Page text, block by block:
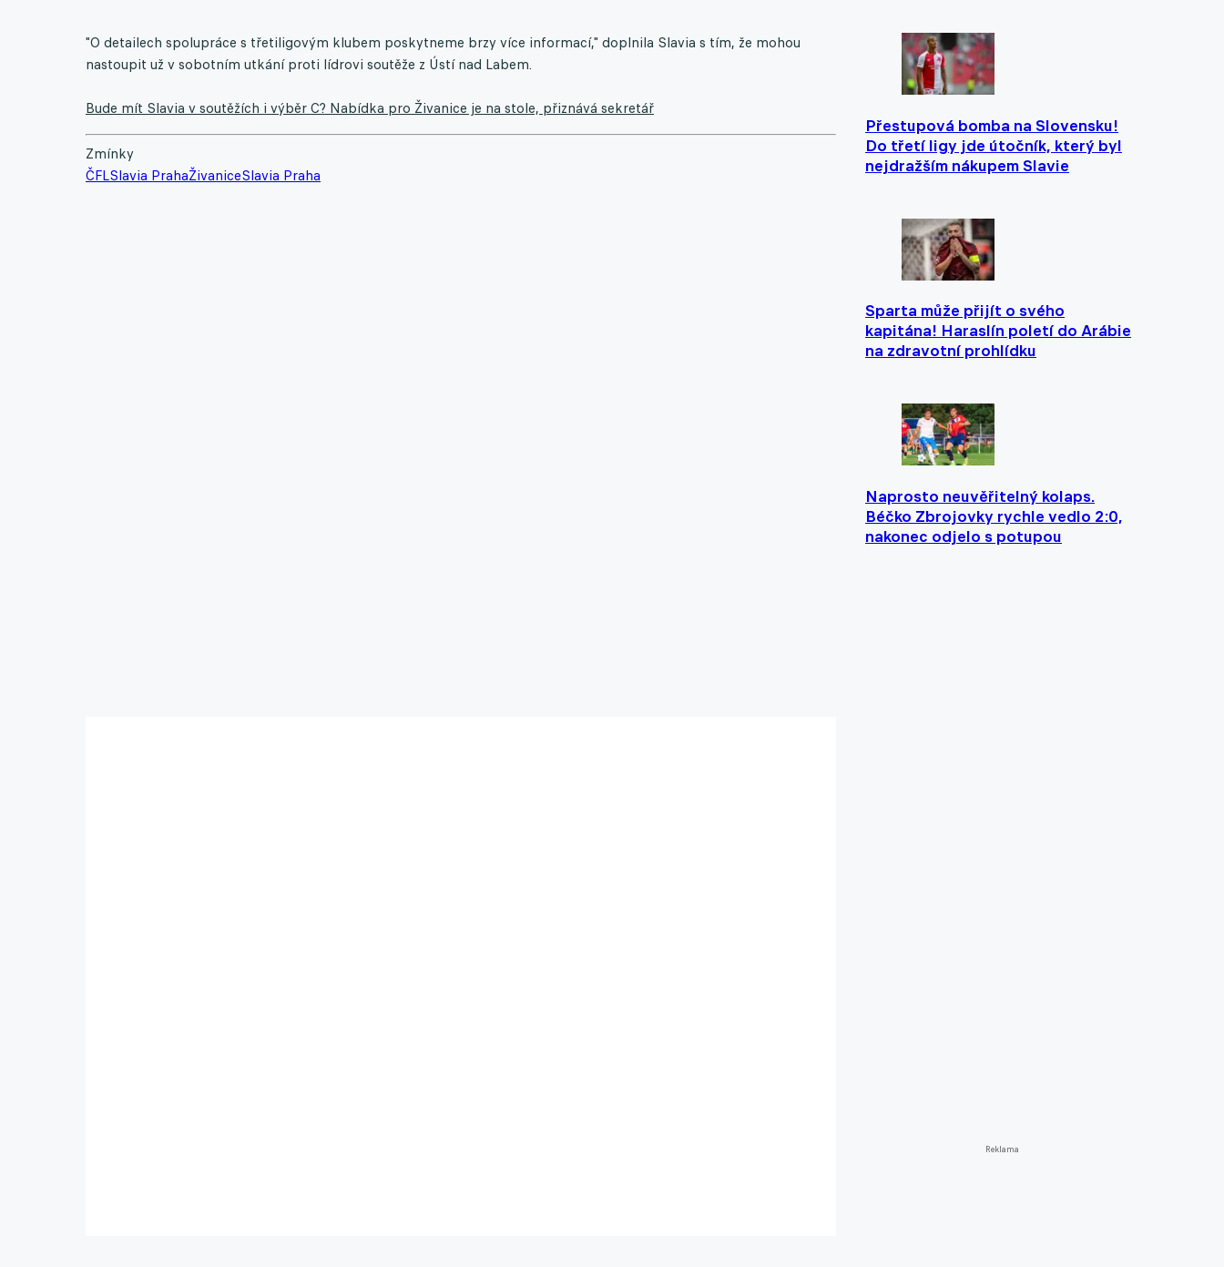
Přestupová bomba na Slovensku!
Do třetí ligy jde útočník, který byl
nejdražším nákupem Slavie
Sparta může přijít o svého
kapitána! Haraslín poletí do Arábie
na zdravotní prohlídku
Naprosto neuvěřitelný kolaps.
Béčko Zbrojovky rychle vedlo 2:0,
nakonec odjelo s potupou
Reklama
"O detailech spolupráce s třetiligovým klubem poskytneme brzy více informací," doplnila Slavia s tím, že mohou
nastoupit už v sobotním utkání proti lídrovi soutěže z Ústí nad Labem.
Bude mít Slavia v soutěžích i výběr C? Nabídka pro Živanice je na stole, přiznává sekretář
Zmínky
ČFLSlavia PrahaŽivaniceSlavia Praha